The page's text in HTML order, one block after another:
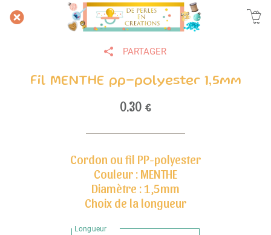
PARTAGER
Fil MENTHE pp-polyester 1,5mm
0,30 €
Cordon ou fil PP-polyester
Couleur : MENTHE
Diamètre : 1,5mm
Choix de la longueur
Longueur